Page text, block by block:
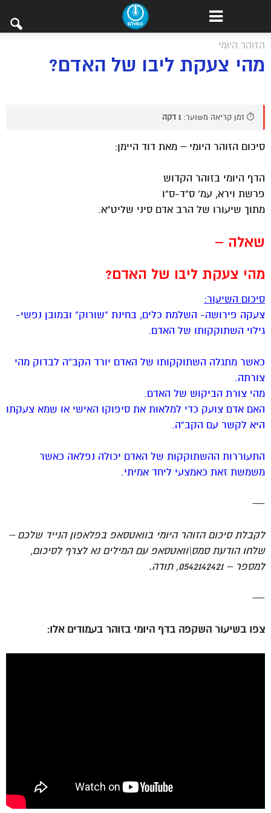
הזוהר היומי
מהי צעקת ליבו של האדם?
⏱️ זמן קריאה משוער: 1 דקה
סיכום הזוהר היומי – מאת דוד היימן:
הדף היומי בזוהר הקדוש
פרשת וירא, עמ’ ס”ד-ס”ו
מתוך שיעורו של הרב אדם סיני שליט”א.
שאלה –
מהי צעקת ליבו של האדם?
סיכום השיעור:
צעקה פירושה- השלמת כלים, בחינת “שורוק” ובמובן נפשי-
גילוי השתוקקותו של האדם.
כאשר מתגלה השתוקקותו של האדם יורד הקב”ה לבדוק מהי
צורתה.
מהי צורת הביקוש של האדם.
האם אדם צועק כדי למלאות את סיפוקו האישי או שמא צעקתו
היא לקשר עם הקב”ה.
התעוררות ההשתוקקות של האדם יכולה נפלאה כאשר
משמשת זאת כאמצעי ליחד אמיתי.
—
לקבלת סיכום הזוהר היומי בוואטסאפ בפלאפון הנייד שלכם –
שלחו הודעת סמס\וואטסאפ עם המילים נא לצרף לסיכום,
למספר – 0542142421, תודה.
—
צפו בשיעור השקפה בדף היומי בזוהר בעמודים אלו: